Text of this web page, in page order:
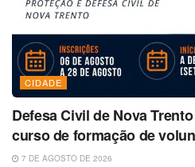
CIDADE
Defesa Civil de Nova
curso de formação de
7 DE AGOSTO DE 2026